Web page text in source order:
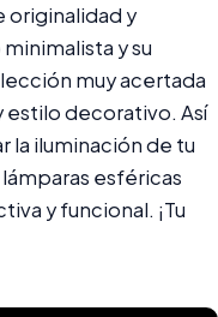
originalidad y
y su
muy acertada
decorativo. Así
la iluminación de tu
esféricas
y funcional. ¡Tu